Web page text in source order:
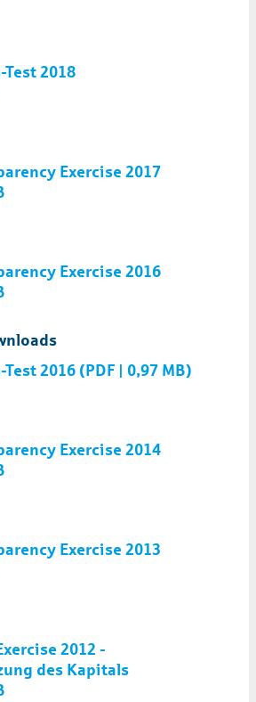
Test 2018
Exercise 2017
Exercise 2016
2016 (PDF | 0,97 MB)
Exercise 2014
Exercise 2013
2012 -
des Kapitals